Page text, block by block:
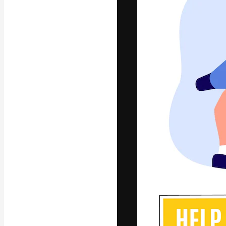
La
migliori lavori.
creativi,
Copyright © 2010-